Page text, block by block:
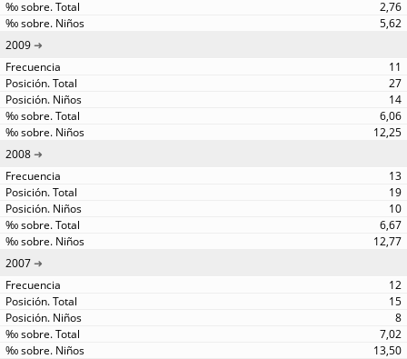
2,76
5,62
2009
11
27
14
6,06
12,25
2008
13
19
10
6,67
12,77
2007
12
15
8
7,02
13,50